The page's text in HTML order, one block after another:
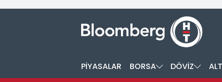
PİYASALAR BORSA DÖVİZ